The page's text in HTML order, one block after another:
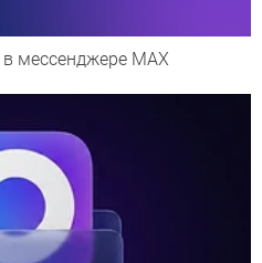
мессенджере МАХ